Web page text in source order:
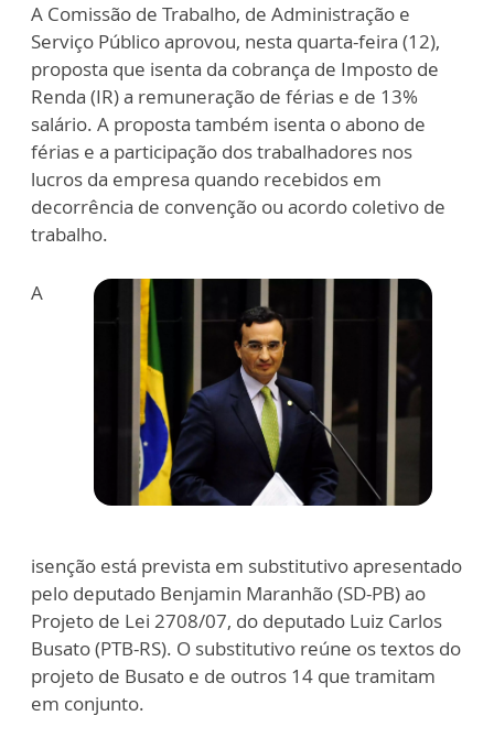
A Comissão de Trabalho, de Administração e
Serviço Público aprovou, nesta quarta-feira (12),
proposta que isenta da cobrança de Imposto de
Renda (IR) a remuneração de férias e de 13%
salário. A proposta também isenta o abono de
férias e a participação dos trabalhadores nos
lucros da empresa quando recebidos em
decorrência de convenção ou acordo coletivo de
trabalho.
A
isenção está prevista em substitutivo apresentado
pelo deputado Benjamin Maranhão (SD-PB) ao
Projeto de Lei 2708/07, do deputado Luiz Carlos
Busato (PTB-RS). O substitutivo reúne os textos do
projeto de Busato e de outros 14 que tramitam
em conjunto.